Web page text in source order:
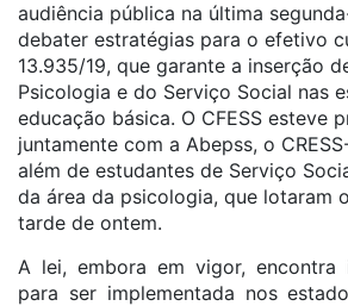
audiência pública na última
debater estratégias para o efetivo
13.935/19, que garante a inserção
Psicologia e do Serviço Social nas
educação básica. O CFESS esteve
juntamente com a Abepss, o
além de estudantes de Serviço
da área da psicologia, que lotaram
tarde de ontem.
A lei, embora em vigor, encontra
para ser implementada nos